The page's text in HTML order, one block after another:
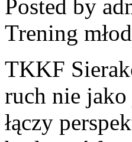
Posted by
Trening
TKKF
ruch nie
łączy